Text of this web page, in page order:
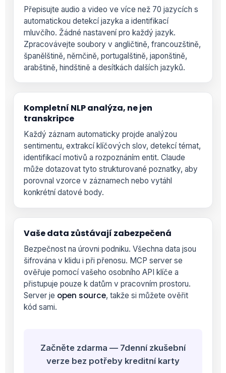
Přepisujte audio a video ve více než 70 jazycích s
automatickou detekcí jazyka a identifikací
mluvčího. Žádné nastavení pro každý jazyk.
Zpracovávejte soubory v angličtině, francouzštině,
španělštině, němčině, portugalštině, japonštině,
arabštině, hindštině a desítkách dalších jazyků.
Kompletní NLP analýza, ne jen
transkripce
Každý záznam automaticky projde analýzou
sentimentu, extrakcí klíčových slov, detekcí témat,
identifikací motivů a rozpoznáním entit. Claude
může dotazovat tyto strukturované poznatky, aby
porovnal vzorce v záznamech nebo vytáhl
konkrétní datové body.
Vaše data zůstávají zabezpečená
Bezpečnost na úrovni podniku. Všechna data jsou
šifrována v klidu i při přenosu. MCP server se
ověřuje pomocí vašeho osobního API klíče a
přistupuje pouze k datům v pracovním prostoru.
Server je open source, takže si můžete ověřit
kód sami.
Začněte zdarma — 7denní zkušební
verze bez potřeby kreditní karty